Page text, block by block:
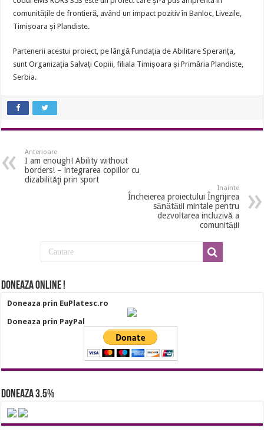
comunitățile de frontieră, având un impact pozitiv în Banloc, Livezile,
Timișoara și Plandiste.
Partenerii acestui proiect, pe lângă Fundația de Abilitare Speranța,
sunt Organizația Salvați Copiii, filiala Timișoara și Primăria Plandiste,
Serbia.
Anterioare
I am enough! Ability without
borders! – integrarea copiilor cu
dizabilităţi prin sport
Inainte
Încheierea proiectului Îngrijirea
sănătății mintale pentru
dezvoltarea incluzivă a
comunității
Doneaza online !
Doneaza prin EuPlatesc.ro
Doneaza prin PayPal
Doneaza 3.5%